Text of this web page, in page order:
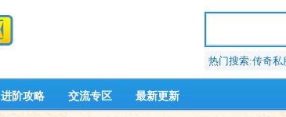
热门搜索:传奇
进阶攻略 交流专区 最新更新